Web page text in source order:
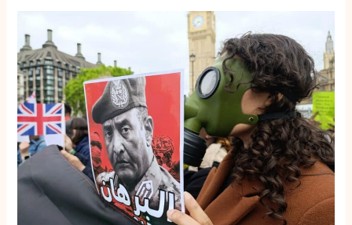
protestmars
eist
actie
tegen
chemische
aanvallen
in
Soedan